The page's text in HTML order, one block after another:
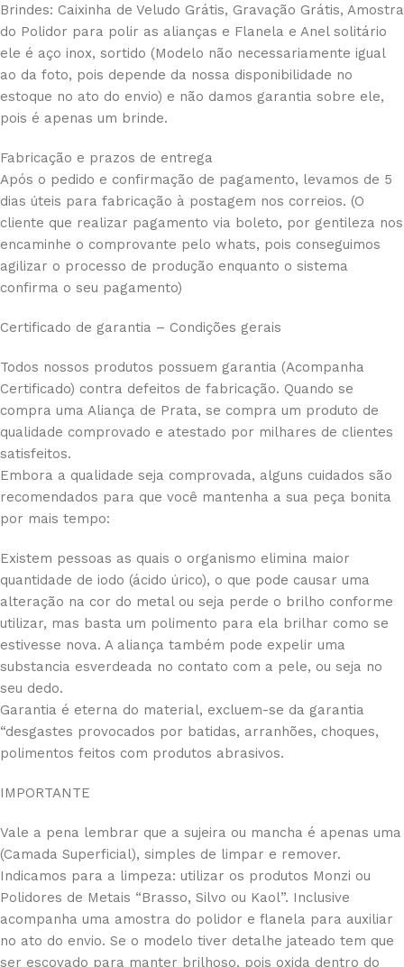
Brindes: Caixinha de Veludo Grátis, Gravação Grátis, Amostra
do Polidor para polir as alianças e Flanela e Anel solitário
ele é aço inox, sortido (Modelo não necessariamente igual
ao da foto, pois depende da nossa disponibilidade no
estoque no ato do envio) e não damos garantia sobre ele,
pois é apenas um brinde.
Fabricação e prazos de entrega
Após o pedido e confirmação de pagamento, levamos de 5
dias úteis para fabricação à postagem nos correios. (O
cliente que realizar pagamento via boleto, por gentileza nos
encaminhe o comprovante pelo whats, pois conseguimos
agilizar o processo de produção enquanto o sistema
confirma o seu pagamento)
Certificado de garantia – Condições gerais
Todos nossos produtos possuem garantia (Acompanha
Certificado) contra defeitos de fabricação. Quando se
compra uma Aliança de Prata, se compra um produto de
qualidade comprovado e atestado por milhares de clientes
satisfeitos.
Embora a qualidade seja comprovada, alguns cuidados são
recomendados para que você mantenha a sua peça bonita
por mais tempo:
Existem pessoas as quais o organismo elimina maior
quantidade de iodo (ácido úrico), o que pode causar uma
alteração na cor do metal ou seja perde o brilho conforme
utilizar, mas basta um polimento para ela brilhar como se
estivesse nova. A aliança também pode expelir uma
substancia esverdeada no contato com a pele, ou seja no
seu dedo.
Garantia é eterna do material, excluem-se da garantia
“desgastes provocados por batidas, arranhões, choques,
polimentos feitos com produtos abrasivos.
IMPORTANTE
Vale a pena lembrar que a sujeira ou mancha é apenas uma
(Camada Superficial), simples de limpar e remover.
Indicamos para a limpeza: utilizar os produtos Monzi ou
Polidores de Metais “Brasso, Silvo ou Kaol”. Inclusive
acompanha uma amostra do polidor e flanela para auxiliar
no ato do envio. Se o modelo tiver detalhe jateado tem que
ser escovado para manter brilhoso, pois oxida dentro do